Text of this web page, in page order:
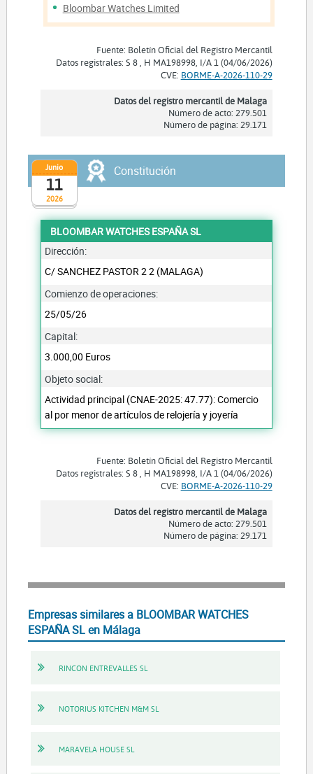
Bloombar Watches Limited
Fuente: Boletín Oficial del Registro Mercantil
Datos registrales: S 8 , H MA198998, I/A 1 (04/06/2026)
CVE: BORME-A-2026-110-29
Datos del registro mercantil de Malaga
Número de acto: 279.501
Número de página: 29.171
2026
Junio
11
Constitución
BLOOMBAR WATCHES ESPAÑA SL
Dirección:
C/ SANCHEZ PASTOR 2 2 (MALAGA)
Comienzo de operaciones:
25/05/26
Capital:
3.000,00 Euros
Objeto social:
Actividad principal (CNAE-2025: 47.77): Comercio
al por menor de artículos de relojería y joyería
Fuente: Boletín Oficial del Registro Mercantil
Datos registrales: S 8 , H MA198998, I/A 1 (04/06/2026)
CVE: BORME-A-2026-110-29
Datos del registro mercantil de Malaga
Número de acto: 279.501
Número de página: 29.171
Empresas similares a BLOOMBAR WATCHES
ESPAÑA SL en Málaga
RINCON ENTREVALLES SL
NOTORIUS KITCHEN M&M SL
MARAVELA HOUSE SL